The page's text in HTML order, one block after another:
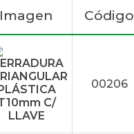
Imagen Código
00206